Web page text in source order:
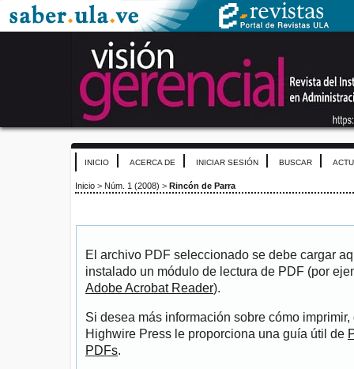
INICIO ACERCA DE INICIAR SESIÓN BUSCAR
Inicio > Núm. 1 (2008) > Rincón de Parra
El archivo PDF seleccionado se debe cargar
instalado un módulo de lectura de PDF (por
Adobe Acrobat Reader).
Si desea más información sobre cómo
Highwire Press le proporciona una guía útil de
PDFs.